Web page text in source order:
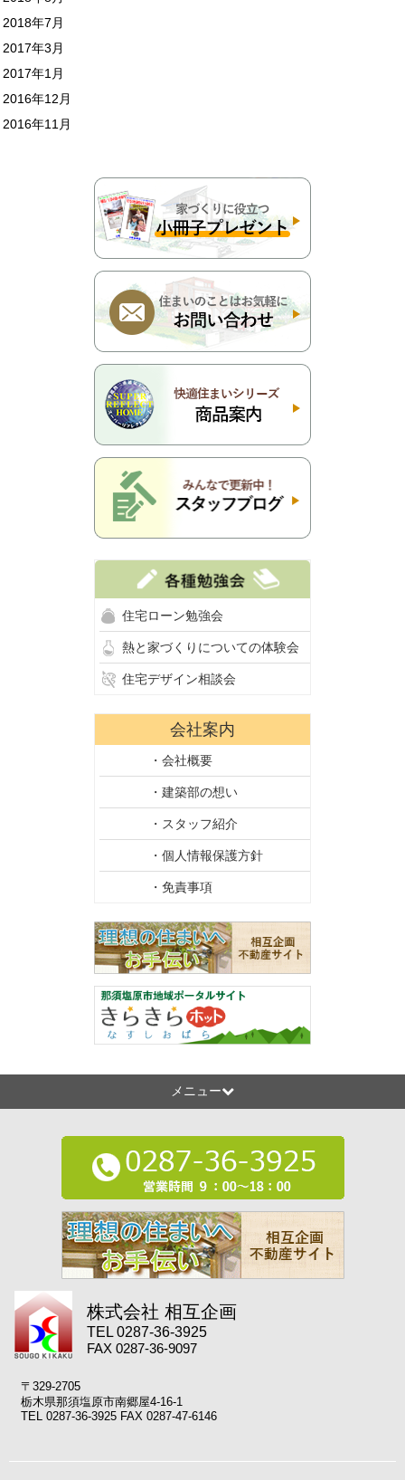
2018年7月
2017年3月
2017年1月
2016年12月
2016年11月
住宅ローン勉強会
熱と家づくりについての体験会
住宅デザイン相談会
会社案内
・会社概要
・建築部の想い
・スタッフ紹介
・個人情報保護方針
・免責事項
メニュー
株式会社 相互企画
TEL 0287-36-3925
FAX 0287-36-9097
〒329-2705
栃木県那須塩原市南郷屋4-16-1
TEL 0287-36-3925 FAX 0287-47-6146